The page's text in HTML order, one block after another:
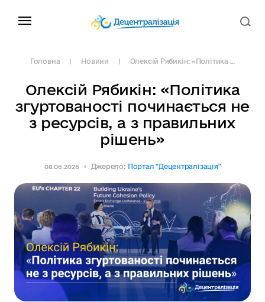
Головна Новини Олексій Рябикін: «Політика ...
Олексій Рябикін: «Політика
згуртованості починається не
з ресурсів, а з правильних
рішень»
08.06.2026 Джерело: Портал "Децентралізація"